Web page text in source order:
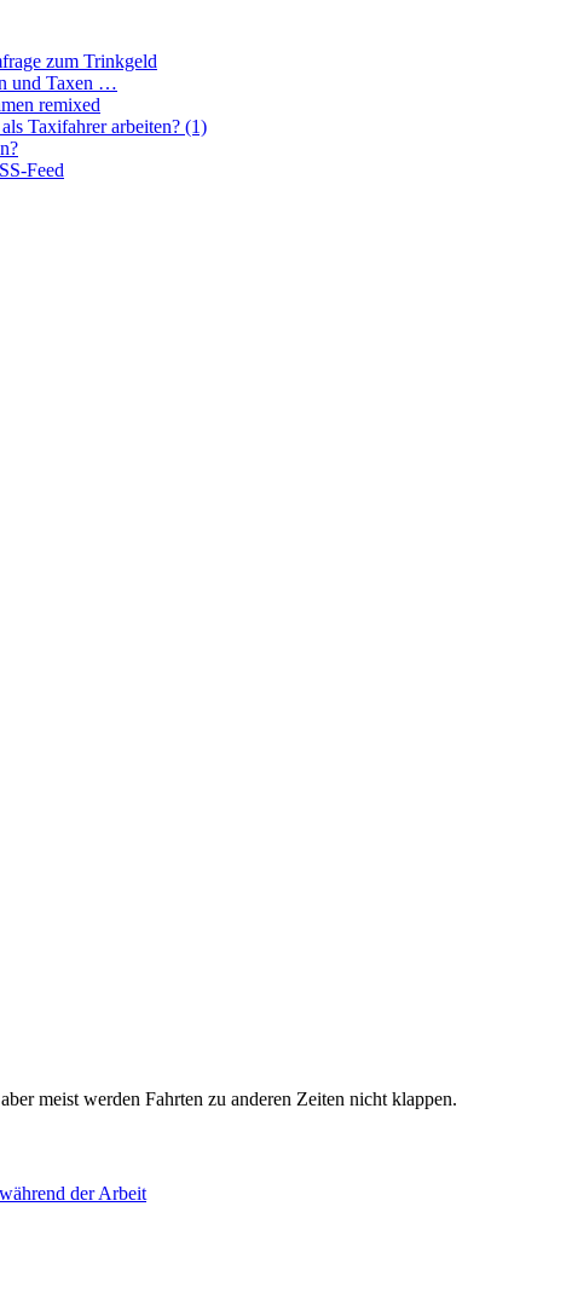
zum Trinkgeld
und Taxen …
remixed
Taxifahrer arbeiten? (1)
meist werden Fahrten zu anderen Zeiten nicht klappen.